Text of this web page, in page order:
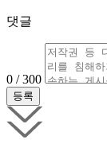
댓글
0 / 300